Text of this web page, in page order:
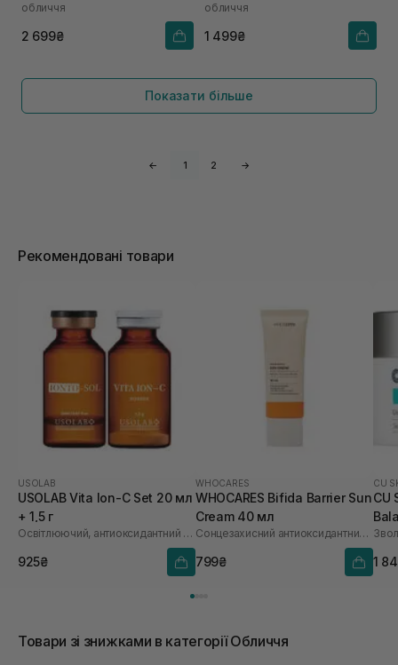
обличчя
2 699₴
обличчя
1 499₴
Показати більше
← 1 2 →
Рекомендовані товари
USOLAB
USOLAB Vita Ion-C Set 20 мл
+ 1,5 г
Освітлюючий, антиоксидантний та омолоджуючий набір
925₴
WHOCARES
WHOCARES Bifida Barrier Sun
Cream 40 мл
Сонцезахисний антиоксидантний крем
799₴
CU
CU
1
Товари зі знижками в категорії Обличчя